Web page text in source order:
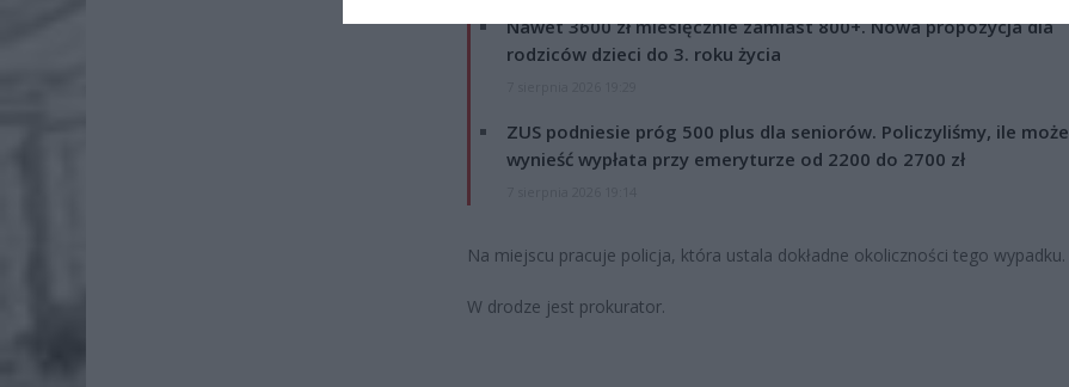
Nawet 3600 zł miesięcznie zamiast 800+. Nowa propozycja dla
rodziców dzieci do 3. roku życia
ZUS podniesie próg 500 plus dla seniorów. Policzyliśmy, ile może
wynieść wypłata przy emeryturze od 2200 do 2700 zł
Na miejscu pracuje policja, która ustala dokładne okoliczności tego wypadku.
W drodze jest prokurator.